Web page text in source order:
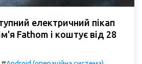
електричний пікап
Fathom і коштує від 28